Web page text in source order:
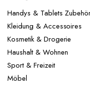
Handys & Tablets
Kleidung & Accessoires
Kosmetik & Drogerie
Haushalt & Wohnen
Sport & Freizeit
Möbel